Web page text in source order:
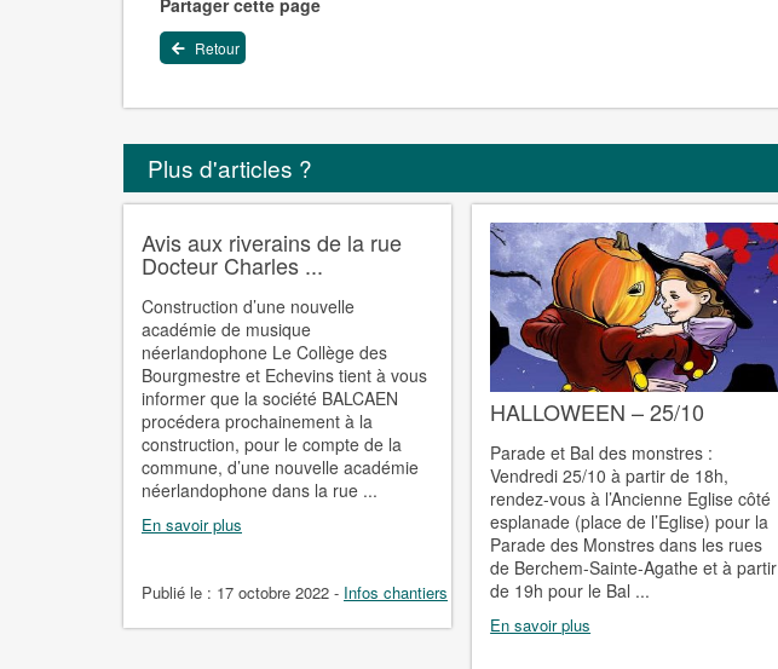
Partager cette page
Retour
Plus d'articles ?
Avis aux riverains de la rue
Docteur Charles ...
Construction d’une nouvelle
académie de musique
néerlandophone Le Collège des
Bourgmestre et Echevins tient à vous
informer que la société BALCAEN
procédera prochainement à la
construction, pour le compte de la
commune, d’une nouvelle académie
néerlandophone dans la rue ...
En savoir plus
Publié le : 17 octobre 2022 - Infos chantiers
HALLOWEEN – 25/10
Parade et Bal des monstres :
Vendredi 25/10 à partir de 18h,
rendez-vous à l’Ancienne Eglise côté
esplanade (place de l’Eglise) pour la
Parade des Monstres dans les rues
de Berchem-Sainte-Agathe et à partir
de 19h pour le Bal ...
En savoir plus